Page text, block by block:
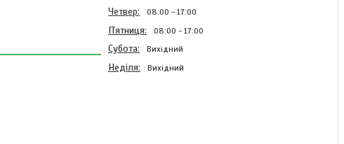
Четвер 08:00 17:00
Пʼятниця 08:00 17:00
Субота Вихідний
Неділя Вихідний